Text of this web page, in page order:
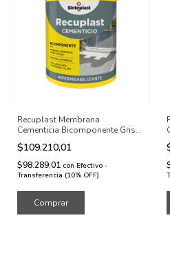
Recuplast Membrana
Cementicia Bicomponente Gris
20kg
$109.210,01
$98.289,01 con Efectivo -
Transferencia (10% OFF)